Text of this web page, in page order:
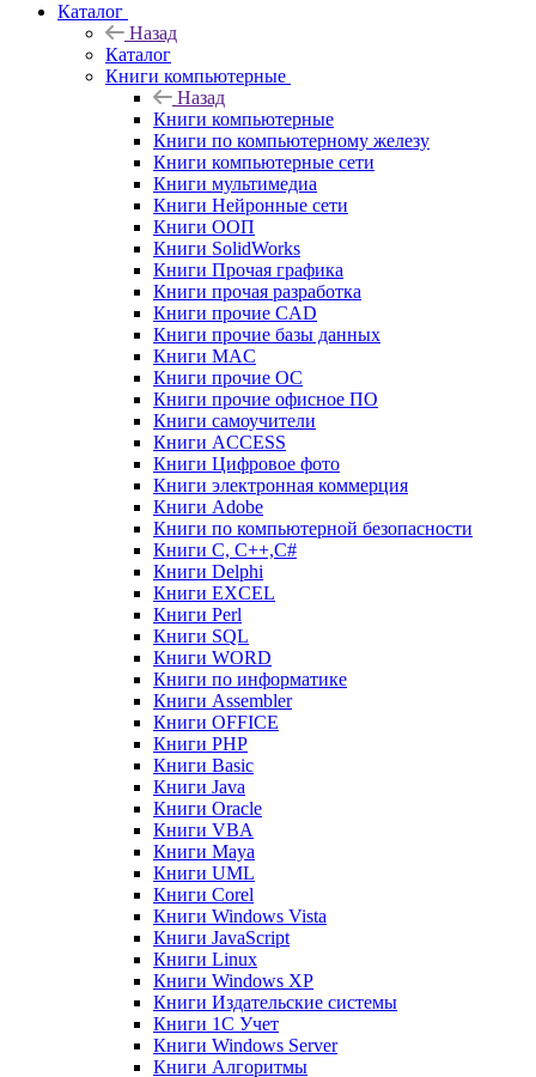
Каталог
Назад
Каталог
Книги компьютерные
Назад
Книги компьютерные
Книги по компьютерному железу
Книги компьютерные сети
Книги мультимедиа
Книги Нейронные сети
Книги ООП
Книги SolidWorks
Книги Прочая графика
Книги прочая разработка
Книги прочие CAD
Книги прочие базы данных
Книги MAC
Книги прочие ОС
Книги прочие офисное ПО
Книги самоучители
Книги ACCESS
Книги Цифровое фото
Книги электронная коммерция
Книги Adobe
Книги по компьютерной безопасности
Книги C, C++,С#
Книги Delphi
Книги EXCEL
Книги Perl
Книги SQL
Книги WORD
Книги по информатике
Книги Assembler
Книги OFFICE
Книги PHP
Книги Basic
Книги Java
Книги Oracle
Книги VBA
Книги Maya
Книги UML
Книги Corel
Книги Windows Vista
Книги JavaScript
Книги Linux
Книги Windows XP
Книги Издательские системы
Книги 1C Учет
Книги Windows Server
Книги Алгоритмы